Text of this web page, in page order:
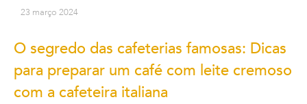
23 março 2024
O segredo das cafeterias famosas: Dicas
para preparar um café com leite cremoso
com a cafeteira italiana